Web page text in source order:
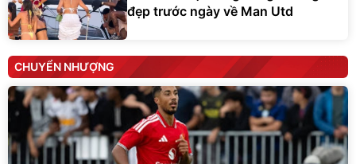
đẹp trước ngày về Man Utd
CHUYỂN NHƯỢNG